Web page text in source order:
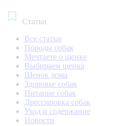
Статьи
Все статьи
Породы собак
Мечтаете о щенке
Выбираем щенка
Щенок дома
Здоровье собак
Питание собак
Дрессировка собак
Уход и содержание
Новости